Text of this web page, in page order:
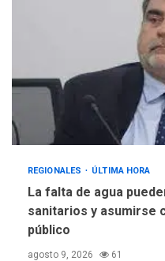
REGIONALES ÚLTIMA HORA
La falta de agua
sanitarios y asumirse
público
agosto 9, 2026 61